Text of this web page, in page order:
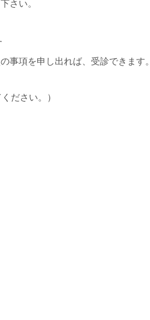
さい。
事項を申し出れば、受診できます。
ださい。）